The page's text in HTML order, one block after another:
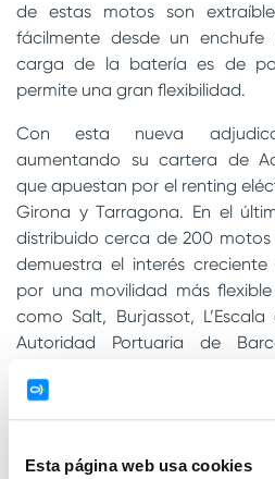
Esta página web usa cookies
de estas motos son
fácilmente desde un
carga de la batería es de
permite una gran flexibilidad.
Con esta nueva
aumentando su cartera de
que apuestan por el renting
Girona y Tarragona. En el
distribuido cerca de 200
demuestra el interés
por una movilidad más
como Salt, Burjassot,
Autoridad Portuaria de
sus flotas.
apuesta por la movilidad